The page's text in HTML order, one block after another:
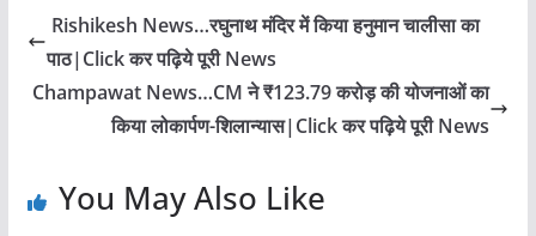
Rishikesh News…रघुनाथ मंदिर में किया हनुमान चालीसा का
पाठ|Click कर पढ़िये पूरी News
Champawat News…CM ने ₹123.79 करोड़ की योजनाओं का
किया लोकार्पण-शिलान्यास|Click कर पढ़िये पूरी News
You May Also Like